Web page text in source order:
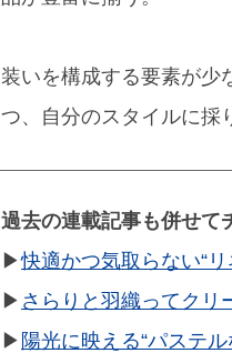
装いを構成する要素が少
つ、自分のスタイルに採
過去の連載記事も併せて
▶︎快適かつ気取らない“
▶︎ さらりと羽織ってクリ
▶︎ 陽光に映える“パステ